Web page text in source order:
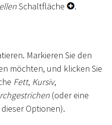
Schaltfläche .
Markieren Sie den
möchten, und klicken Sie
Fett, Kursiv,
(oder eine
Optionen).